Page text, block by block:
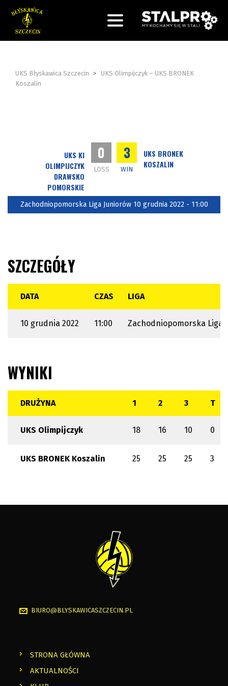
UKS Błyskawica Szczecin >
UKS Olimpijczyk – UKS BRONEK
Koszalin
UKS KI
OLIMPIJCZYK
DRAWSKO
POMORSKIE
0
LOSS
3
WIN
UKS BRONEK
KOSZALIN
Zachodniopomorska Liga Juniorów 10 grudnia 2022 - 11:00
SZCZEGÓŁY
DATA CZAS LIGA
10 grudnia 2022 11:00 Zachodniopomorska Liga
WYNIKI
DRUŻYNA 1 2 3 T
UKS Olimpijczyk 18 16 10 0
UKS BRONEK Koszalin 25 25 25 3
BIURO@BLYSKAWICASZCZECIN.PL
STRONA GŁÓWNA
AKTUALNOŚCI